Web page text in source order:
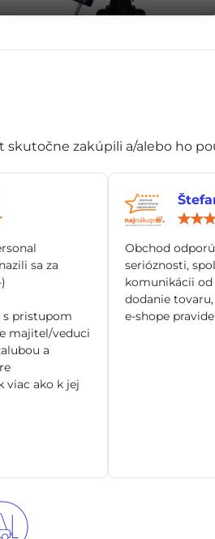
skutočne zakúpili a/alebo ho
sa za
s pristupom
majitel/veduci
a
viac ako k jej
Obchod
serióznosti,
komunikácii od
dodanie
e-shope